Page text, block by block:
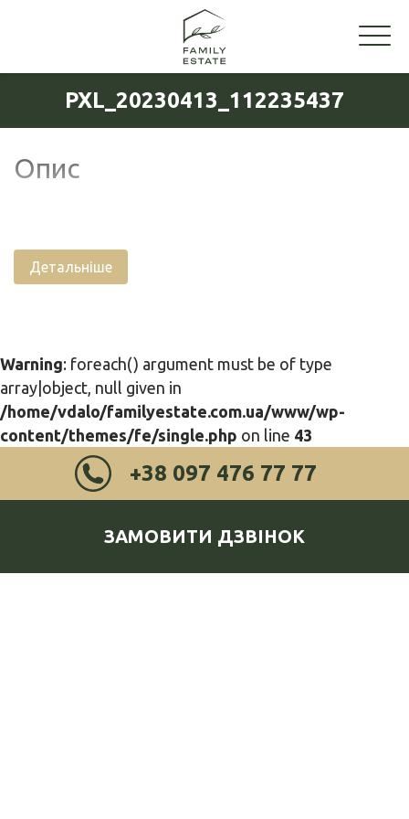
PXL_20230413_112235437
Опис
Детальніше
Warning: foreach() argument must be of type
array|object, null given in
/home/vdalo/familyestate.com.ua/www/wp-
content/themes/fe/single.php on line 43
+38 097 476 77 77
ЗАМОВИТИ ДЗВІНОК